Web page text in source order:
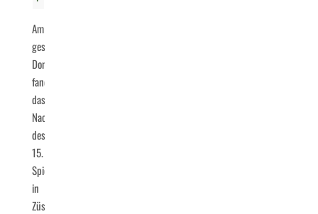
Am
gestrigen
Donnerstagabend
fand
das
Nachholspiel
des
15.
Spieltags
in
Züschen